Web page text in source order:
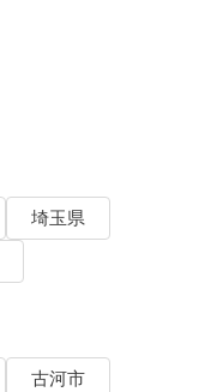
埼玉県
古河市